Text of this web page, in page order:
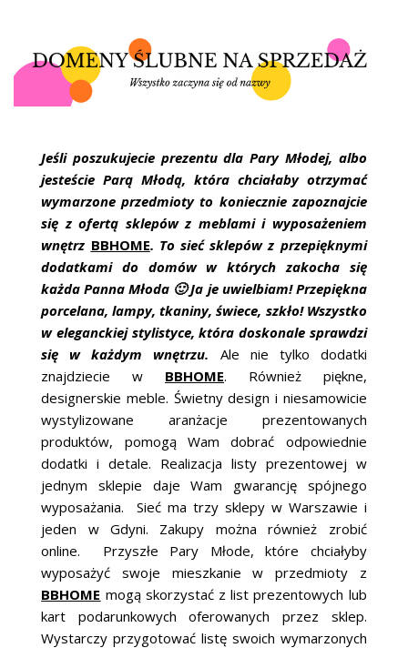
{HOT SEXY BEST}
BRI GROUP
ŚLUBNE STYLE
MAGAZYNY
ARCHIWUM
Jeśli poszukujecie prezentu dla Pary Młodej, albo
jesteście Parą Młodą, która chciałaby otrzymać
wymarzone przedmioty to koniecznie zapoznajcie
się z ofertą sklepów z meblami i wyposażeniem
wnętrz BBHOME. To sieć sklepów z przepięknymi
dodatkami do domów w których zakocha się
każda Panna Młoda 🙂 Ja je uwielbiam! Przepiękna
porcelana, lampy, tkaniny, świece, szkło! Wszystko
w eleganckiej stylistyce, która doskonale sprawdzi
się w każdym wnętrzu.
Ale nie tylko dodatki
znajdziecie w BBHOME. Również piękne,
designerskie meble. Świetny design i niesamowicie
wystylizowane aranżacje prezentowanych
produktów, pomogą Wam dobrać odpowiednie
dodatki i detale. Realizacja listy prezentowej w
jednym sklepie daje Wam gwarancję spójnego
wyposażania. Sieć ma trzy sklepy w Warszawie i
jeden w Gdyni. Zakupy można również zrobić
online. Przyszłe Pary Młode, które chciałyby
wyposażyć swoje mieszkanie w przedmioty z
BBHOME mogą skorzystać z list prezentowych lub
kart podarunkowych oferowanych przez sklep.
Wystarczy przygotować listę swoich wymarzonych